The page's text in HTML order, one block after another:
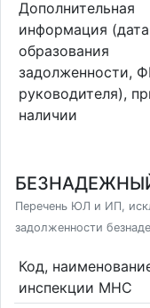
Дополнительная
информация (дата
образования
задолженности,
руководителя),
наличии
Перечень ЮЛ и ИП,
задолженности
Код,
инспекции МНС